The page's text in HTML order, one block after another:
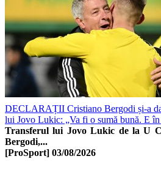
DECLARAȚII Cristiano Bergodi și-a
lui Jovo Lukic: „Va fi o sumă bună. E
Transferul lui Jovo Lukic de la U
Bergodi,...
[ProSport] 03/08/2026